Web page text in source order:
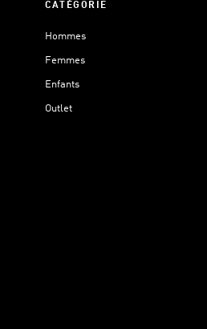
CATÉGORIE
Hommes
Femmes
Enfants
Outlet